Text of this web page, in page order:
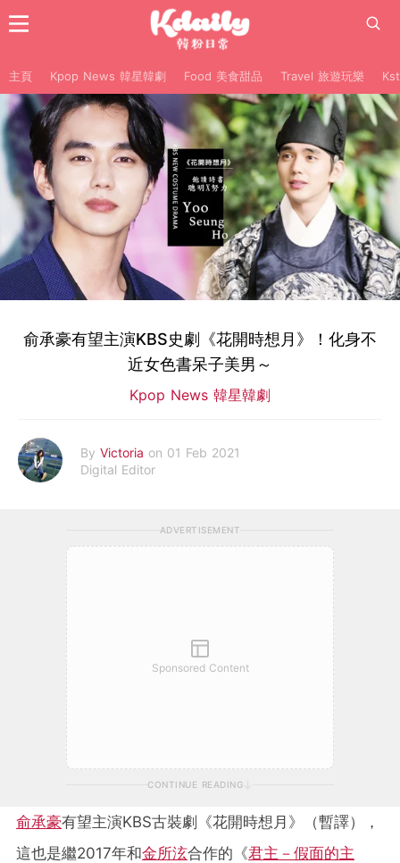
主頁 Kpop News 韓星韓劇 Food 美食甜品 Travel 旅遊玩樂
俞承豪有望主演KBS史劇《花開時想月》！化身不
近女色書呆子美男～
Kpop News 韓星韓劇
By Victoria on 01 Feb 2021
Digital Editor
ADVERTISEMENT
Sponsored Content
CONTINUE READING
俞承豪有望主演KBS古裝劇《花開時想月》（暫譯），
這也是繼2017年和金所泫合作的《君主－假面的主